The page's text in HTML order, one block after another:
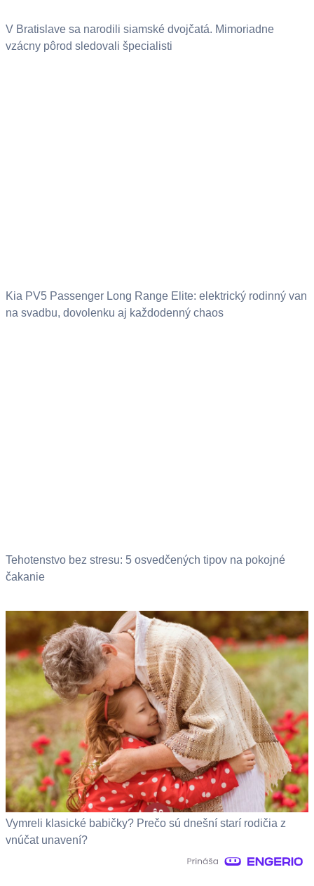
V Bratislave sa narodili siamské dvojčatá. Mimoriadne
vzácny pôrod sledovali špecialisti
Kia PV5 Passenger Long Range Elite: elektrický rodinný van
na svadbu, dovolenku aj každodenný chaos
Tehotenstvo bez stresu: 5 osvedčených tipov na pokojné
čakanie
Vymreli klasické babičky? Prečo sú dnešní starí rodičia z
vnúčat unavení?